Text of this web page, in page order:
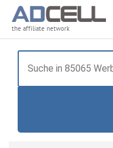
the affiliate network